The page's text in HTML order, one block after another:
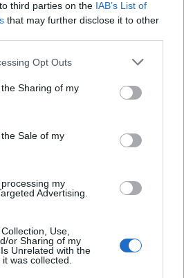
third parties on the IAB’s List of
that may further disclose it to other
app uses one or more Google
usage behaviour. You may click to
Google and its third-party tags to
purposes in below Google
Opt Outs
Sharing of my
Sale of my
my
Advertising.
Use,
or Sharing of my
Unrelated with the
was collected.
forense